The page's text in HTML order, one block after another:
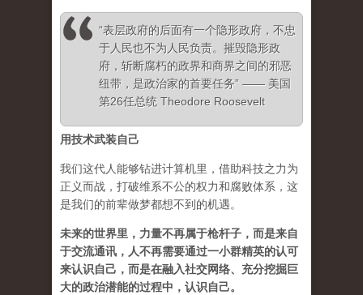
“表层政府的后面有一个隐形政府，不忠
于人民也不为人民负责。摧毁隐形政
府，斩断腐朽的政界和商界之间的邪恶
纽带，是政治家的首要任务” —— 美国
第26任总统 Theodore Roosevelt
用技术武装自己
我们这代人能够钻进计算机里，借助科技之力为
正义而战，打破维系不公的权力和腐败体系，这
是我们的前辈做梦都想不到的机遇。
未来的世界里，力量不再属于枪杆子，而是来自
于交流通讯，人不再需要通过一小群精英的认可
来认识自己，而是在融入社交网络、充分挖掘巨
大的政治潜能的过程中，认识自己。